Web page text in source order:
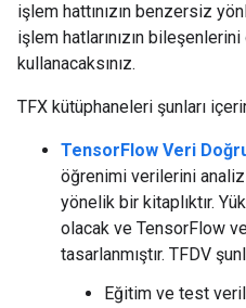
işlem hattınızın benzersiz
işlem hatlarınızın
kullanacaksınız.
TFX kütüphaneleri şunları
TensorFlow Veri
öğrenimi verilerini
yönelik bir kitaplıktır.
olacak ve TensorFlow
tasarlanmıştır. TFDV
Eğitim ve test